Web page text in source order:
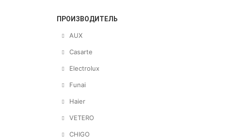
ПРОИЗВОДИТЕЛЬ
AUX
Casarte
Electrolux
Funai
Haier
VETERO
CHIGO